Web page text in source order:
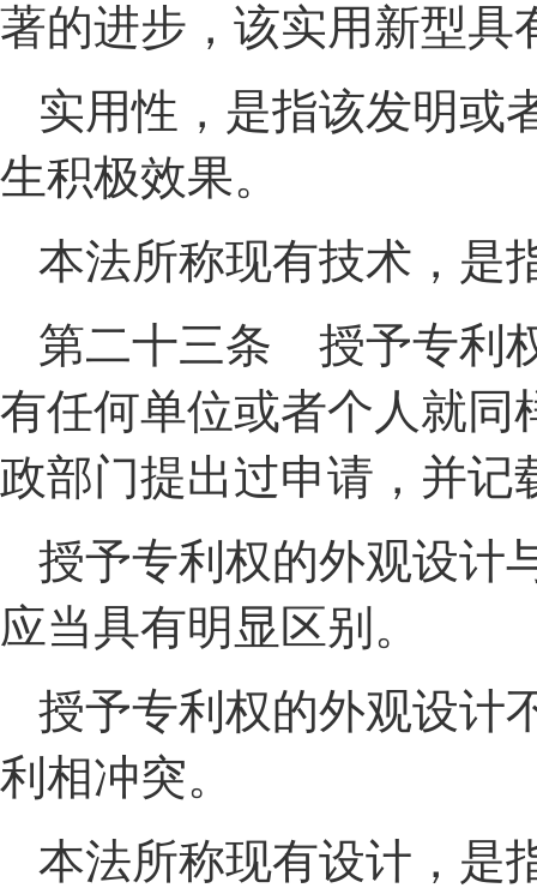
著的进步，该实用新型具
实用性，是指该发明或
生积极效果。
本法所称现有技术，是
第二十三条 授予专利
有任何单位或者个人就同
政部门提出过申请，并记
授予专利权的外观设计
应当具有明显区别。
授予专利权的外观设计
利相冲突。
本法所称现有设计，是